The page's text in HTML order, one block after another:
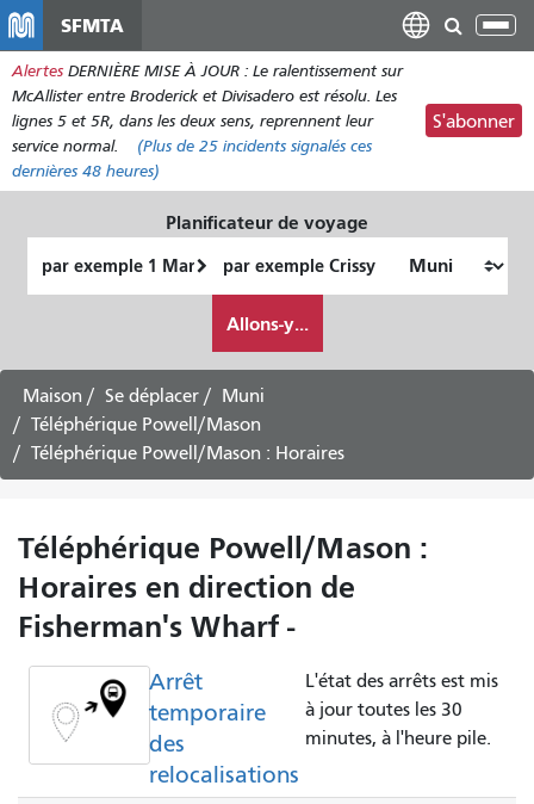
contenu
principal
SFMTA
Alertes DERNIÈRE MISE À JOUR : Le ralentissement sur
McAllister entre Broderick et Divisadero est résolu. Les
lignes 5 et 5R, dans les deux sens, reprennent leur
service normal.
(Plus de 25 incidents signalés ces
dernières 48 heures)
S'abonner
Planificateur de voyage
de
final
je
veux
Allons-y...
Maison Se déplacer
Muni
Téléphérique Powell/Mason
Téléphérique Powell/Mason : Horaires
Téléphérique Powell/Mason :
Horaires en direction de
Fisherman's Wharf -
Arrêt
temporaire
des
relocalisations
L'état des arrêts est mis
à jour toutes les 30
minutes, à l'heure pile.